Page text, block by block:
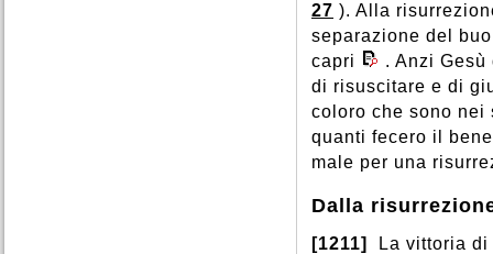
27 ). Alla
separazione del
capri
. Anzi
di risuscitare e di
coloro che sono nei
quanti fecero il
male per una
Dalla
[1211]
La vittoria